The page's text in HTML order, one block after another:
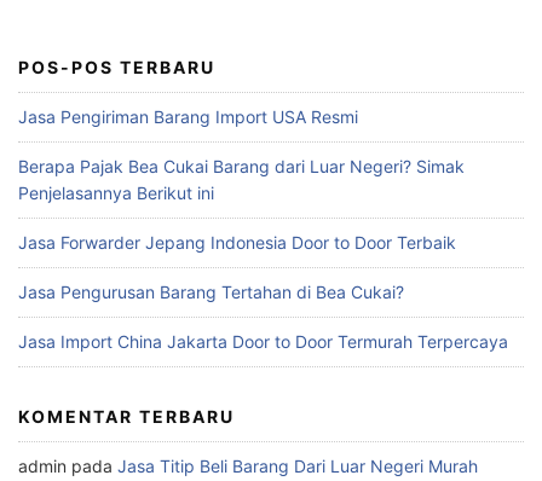
POS-POS TERBARU
Jasa Pengiriman Barang Import USA Resmi
Berapa Pajak Bea Cukai Barang dari Luar Negeri? Simak
Penjelasannya Berikut ini
Jasa Forwarder Jepang Indonesia Door to Door Terbaik
Jasa Pengurusan Barang Tertahan di Bea Cukai?
Jasa Import China Jakarta Door to Door Termurah Terpercaya
KOMENTAR TERBARU
admin pada Jasa Titip Beli Barang Dari Luar Negeri Murah